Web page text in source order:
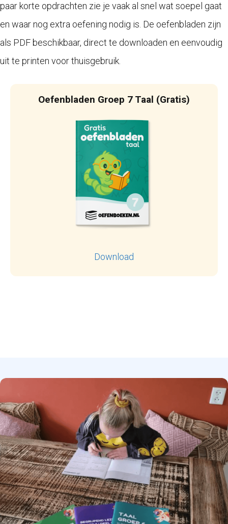
paar korte opdrachten zie je vaak al snel wat soepel gaat
en waar nog extra oefening nodig is. De oefenbladen zijn
als PDF beschikbaar, direct te downloaden en eenvoudig
uit te printen voor thuisgebruik.
Oefenbladen Groep 7 Taal (Gratis)
Download